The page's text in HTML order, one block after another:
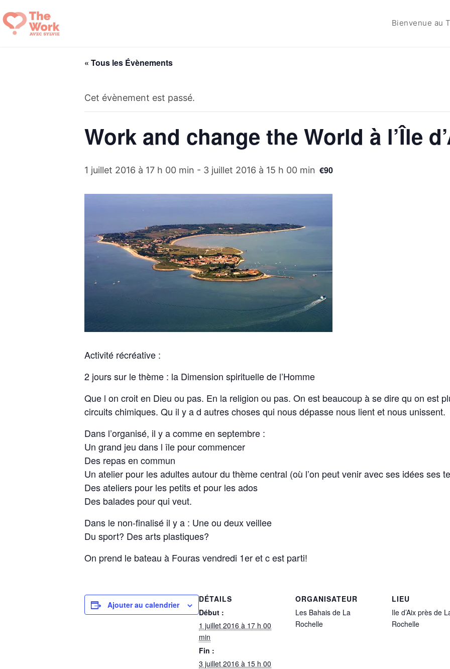
au
contenu
Bienvenue au
« Tous les Évènements
Cet évènement est passé.
Work and change the World à l’Île
1 juillet 2016 à 17 h 00 min - 3 juillet 2016 à 15 h 00 min €90
Activité récréative :
2 jours sur le thème : la Dimension spirituelle de l’Homme
Que l on croit en Dieu ou pas. En la religion ou pas. On est beaucoup à se dire qu on est
circuits chimiques. Qu il y a d autres choses qui nous dépasse nous lient et nous unissent.
Dans l’organisé, il y a comme en septembre :
Un grand jeu dans l île pour commencer
Des repas en commun
Un atelier pour les adultes autour du thème central (où l’on peut venir avec ses idées ses
Des ateliers pour les petits et pour les ados
Des balades pour qui veut.
Dans le non-finalisé il y a : Une ou deux veillee
Du sport? Des arts plastiques?
On prend le bateau à Fouras vendredi 1er et c est parti!
Ajouter au calendrier
DÉTAILS
Début :
1 juillet 2016 à 17 h 00
min
Fin :
3 juillet 2016 à 15 h 00
ORGANISATEUR
Les Bahais de La
Rochelle
LIEU
Ile d’Aix près de
Rochelle